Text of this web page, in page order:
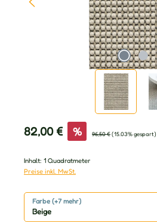
Verkaufspreis:
82,00 € % Regulärer Preis:
96,50 €(15.03% gespart)
Inhalt: 1 Quadratmeter
Preise inkl. MwSt.
Farbe (+7 mehr)
Beige